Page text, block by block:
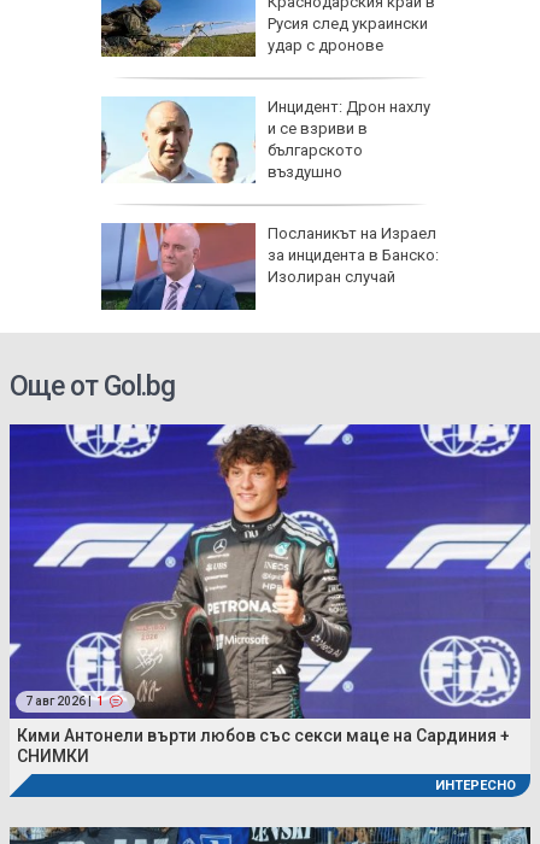
Русия след украински
удар с дронове
Инцидент: Дрон нахлу
и се взриви в
българското
въздушно
Посланикът на Израел
за инцидента в Банско:
Изолиран случай
Още от Gol.bg
7 авг 2026 | 1
Кими Антонели върти любов със секси маце на Сардиния +
СНИМКИ
ИНТЕРЕСНО